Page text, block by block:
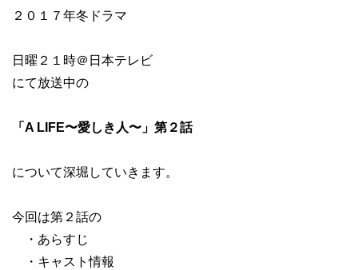
２０１７年冬ドラマ
日曜２１時＠日本テレビ
にて放送中の
「A LIFE〜愛しき人〜」第２話
について深堀していきます。
今回は第２話の
・あらすじ
・キャスト情報